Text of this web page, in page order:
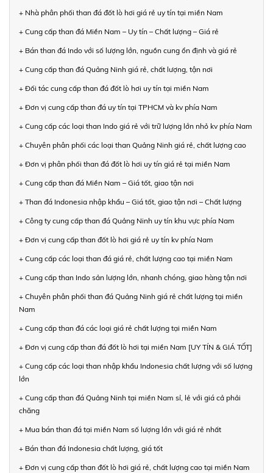
+ Nhà phân phối than đá đốt lò hơi giá rẻ uy tín tại miền Nam
+ Cung cấp than đá Miền Nam – Uy tín – Chất lượng – Giá rẻ
+ Bán than đá Indo với số lượng lớn, nguồn cung ổn định và giá rẻ
+ Cung cấp than đá Quảng Ninh giá rẻ, chất lượng, tận nơi
+ Đối tác cung cấp than đá đốt lò hơi uy tín tại miền Nam
+ Đơn vị cung cấp than đá uy tín tại TPHCM và kv phía Nam
+ Cung cấp các loại than Indo giá rẻ với trữ lượng lớn nhỏ kv phía Nam
+ Chuyên phân phối các loại than Quảng Ninh giá rẻ, chất lượng cao
+ Đơn vị phân phối than đá đốt lò hơi uy tín giá rẻ tại miền Nam
+ Cung cấp than đá Miền Nam – Giá tốt, giao tận nơi
+ Than đá Indonesia nhập khẩu – Giá tốt, giao tận nơi – Chất lượng
+ Công ty cung cấp than đá Quảng Ninh uy tín khu vực phía Nam
+ Đơn vị cung cấp than đốt lò hơi giá rẻ uy tín kv phía Nam
+ Cung cấp các loại than đá giá rẻ, chất lượng cao tại miền Nam
+ Cung cấp than Indo sản lượng lớn, nhanh chóng, giao hàng tận nơi
+ Chuyên phân phối than đá Quảng Ninh giá rẻ chất lượng tại miền
Nam
+ Cung cấp than đá các loại giá rẻ chất lượng tại miền Nam
+ Đơn vị cung cấp than đá đốt lò hơi tại miền Nam [UY TÍN & GIÁ TỐT]
+ Cung cấp các loại than nhập khẩu Indonesia chất lượng với số lượng
lớn
+ Cung cấp than đá Quảng Ninh tại miền Nam sỉ, lẻ với giá cả phải
chăng
+ Mua bán than đá tại miền Nam số lượng lớn với giá rẻ nhất
+ Bán than đá Indonesia chất lượng, giá tốt
+ Đơn vị cung cấp than đốt lò hơi giá rẻ, chất lượng cao tại miền Nam